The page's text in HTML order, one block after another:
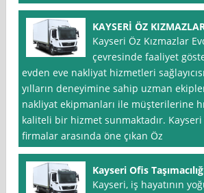
KAYSERİ ÖZ
Kayseri Öz Kızmazlar
çevresinde faaliyet
evden eve nakliyat hizmetleri
yılların deneyimine sahip uzman
nakliyat ekipmanları ile müşterilerine
kaliteli bir hizmet sunmaktadır.
firmalar arasında öne çıkan Öz
Kayseri Ofis
Kayseri, iş hayatının